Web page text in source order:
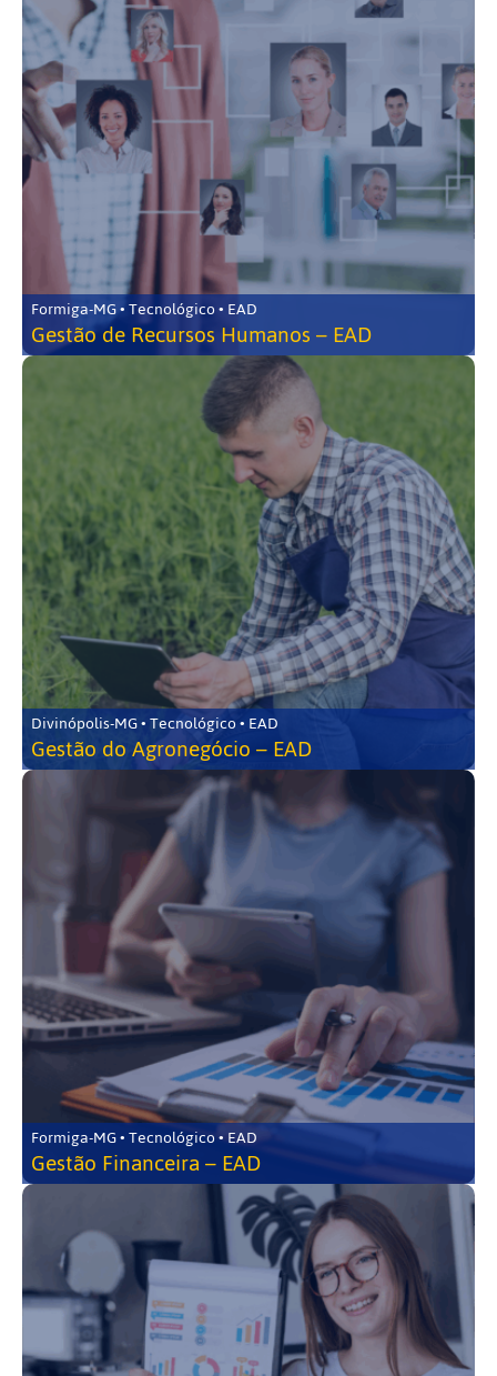
Formiga-MG • Tecnológico • EAD
Gestão de Recursos Humanos – EAD
Divinópolis-MG • Tecnológico • EAD
Gestão do Agronegócio – EAD
Formiga-MG • Tecnológico • EAD
Gestão Financeira – EAD